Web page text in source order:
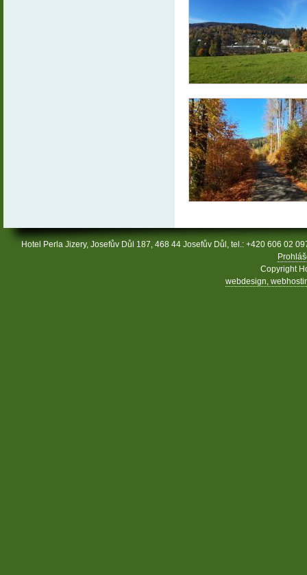
Hotel Perla Jizery, Josefův Důl 187, 468 44 Josefův Důl, tel.: +420 606 02
Copyright
webdesign,